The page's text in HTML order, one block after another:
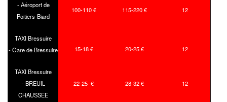
- Aéroport de
Poitiers-Biard
100-110 € 115-220 € 12
TAXI Bressuire
- Gare de Bressuire
15-18 € 20-25 € 12
TAXI Bressuire
- BREUIL
CHAUSSEE
22-25 € 28-32 € 12